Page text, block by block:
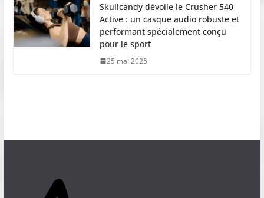
Skullcandy dévoile le Crusher 540
Active : un casque audio robuste et
performant spécialement conçu
pour le sport
25 mai 2025